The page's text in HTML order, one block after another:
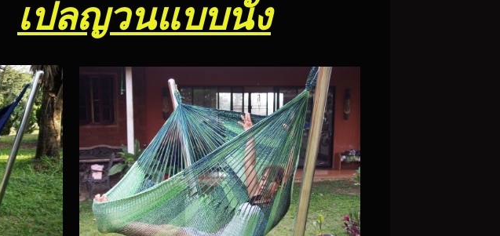
เปลญวนแบบนั่ง